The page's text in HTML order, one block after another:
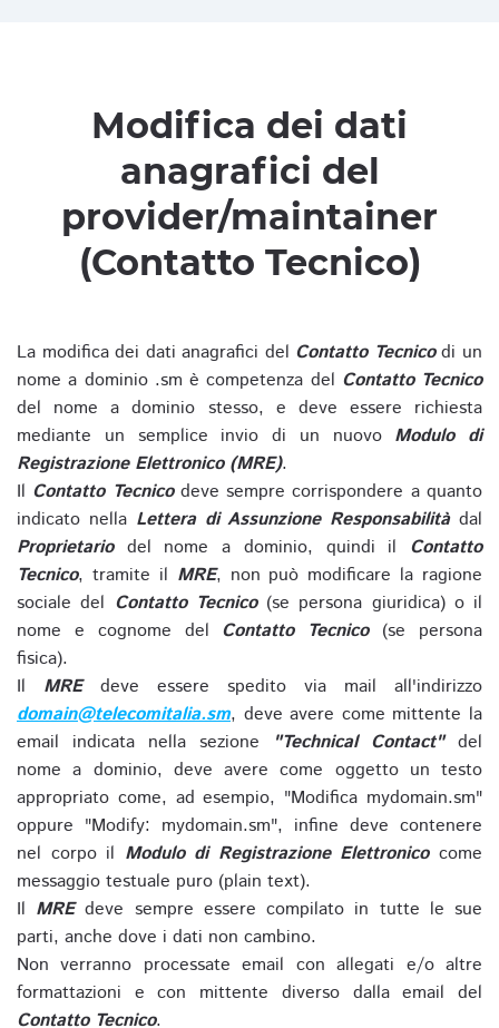
Modifica dei dati
anagrafici del
provider/maintainer
(Contatto Tecnico)
La modifica dei dati anagrafici del Contatto Tecnicodi un
nome a dominio .sm è competenza del Contatto Tecnico
del nome a dominio stesso, e deve essere richiesta
mediante un semplice invio di un nuovo Modulo di
Registrazione Elettronico (MRE).
Il Contatto Tecnicodeve sempre corrispondere a quanto
indicato nella Lettera di Assunzione Responsabilitàdal
Proprietariodel nome a dominio, quindi il Contatto
Tecnico, tramite il MRE, non può modificare la ragione
sociale del Contatto Tecnico(se persona giuridica) o il
nome e cognome del Contatto Tecnico(se persona
fisica).
Il MREdeve essere spedito via mail all'indirizzo
domain@telecomitalia.sm, deve avere come mittente la
email indicata nella sezione
"Technical Contact"del
nome a dominio, deve avere come oggetto un testo
appropriato come, ad esempio, "Modifica mydomain.sm"
oppure "Modify: mydomain.sm", infine deve contenere
nel corpo il Modulo di Registrazione Elettronicocome
messaggio testuale puro (plain text).
Il MREdeve sempre essere compilato in tutte le sue
parti, anche dove i dati non cambino.
Non verranno processate email con allegati e/o altre
formattazioni e con mittente diverso dalla email del
Contatto Tecnico.